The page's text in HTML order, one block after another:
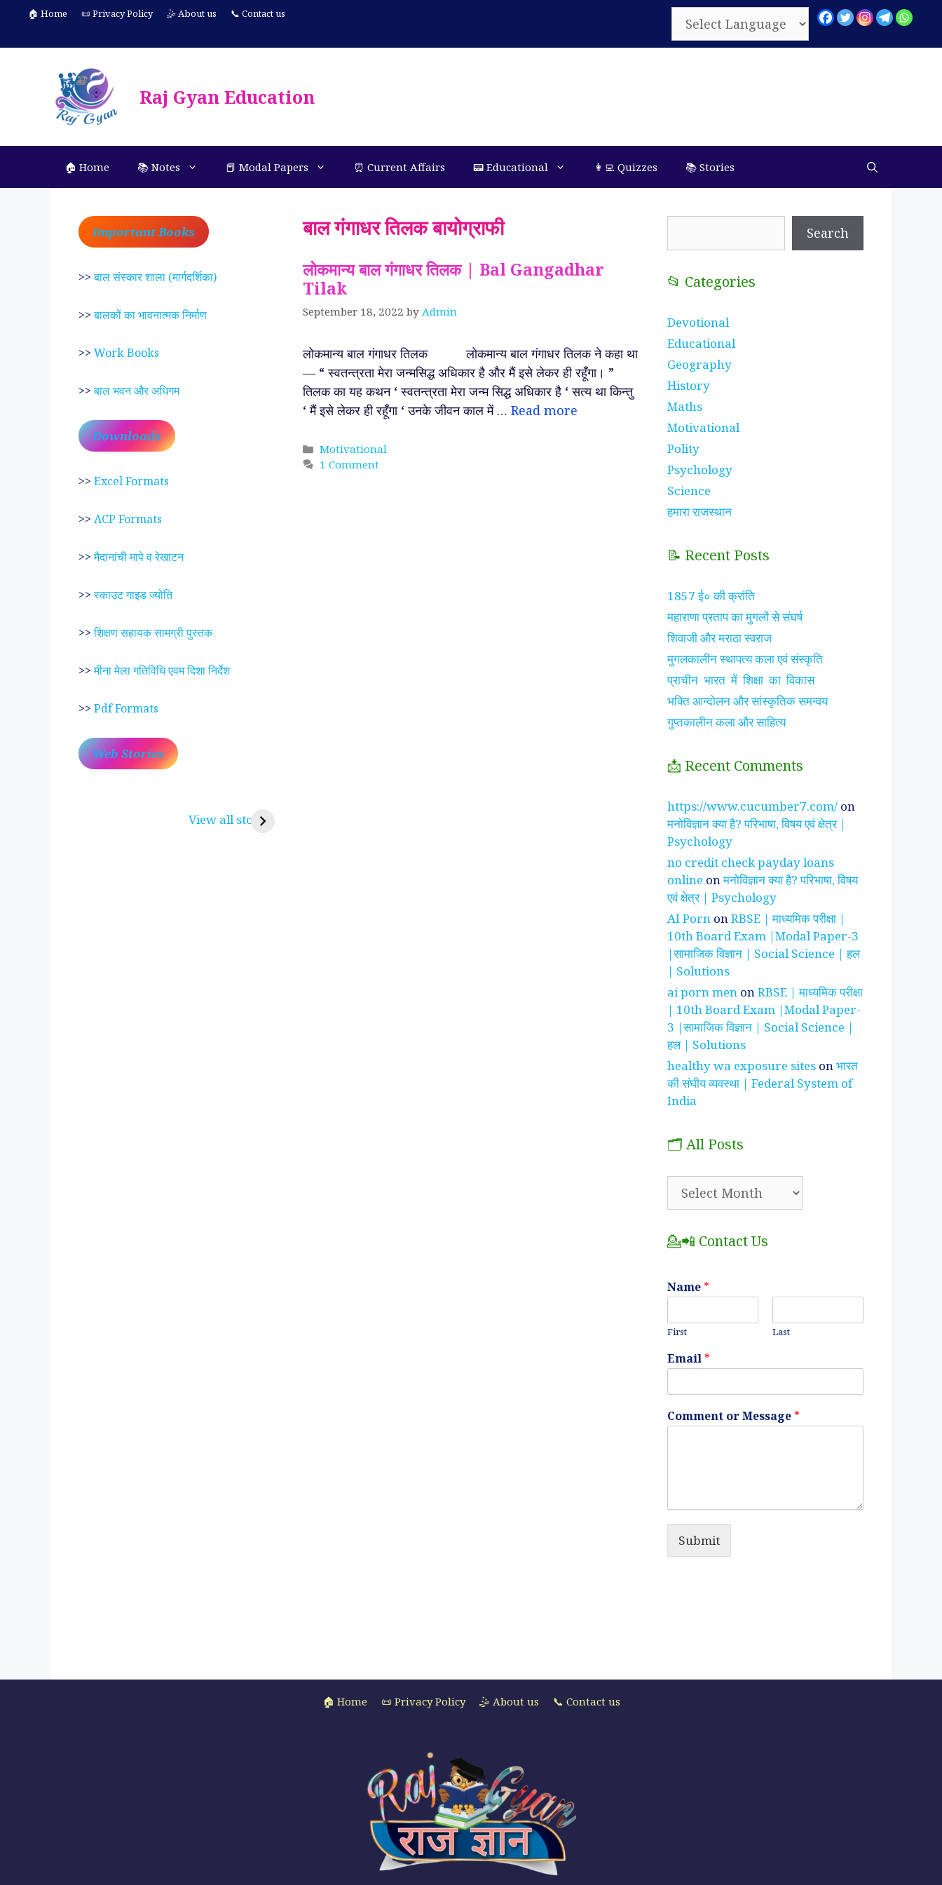
content
🏠 Home 📜 Privacy Policy 🤹 About us 📞 Contact us
Raj Gyan Education
🏠 Home 📚 Notes 📕 Modal Papers ⏰ Current Affairs 📟 Educational 👩‍💻 Quizzes 📚 Stories
बाल गंगाधर तिलक बायोग्राफी
लोकमान्य बाल गंगाधर तिलक | Bal Gangadhar
Tilak
September 18, 2022 by Admin
लोकमान्य बाल गंगाधर तिलक लोकमान्य बाल गंगाधर तिलक ने कहा था
— “ स्वतन्त्रता मेरा जन्मसिद्ध अधिकार है और मैं इसे लेकर ही रहूँगा। ”
तिलक का यह कथन ‘ स्वतन्त्रता मेरा जन्म सिद्ध अधिकार है ‘ सत्य था किन्तु
‘ मैं इसे लेकर ही रहूँगा ‘ उनके जीवन काल में … Read more
Categories
Motivational
1 Comment
Important Books
>>बाल संस्कार शाला (मार्गदर्शिका)
>>बालकों का भावनात्मक निर्माण
>> Work Books
>>बाल भवन और अधिगम
Downloads
>> Excel Formats
>> ACP Formats
>>मैदानांची मापे व रेखाटन
>>स्काउट गाइड ज्योति
>>शिक्षण सहायक सामग्री पुस्तक
>>मीना मेला गतिविधि एवम दिशा निर्देश
>> Pdf Formats
Web Stories
View all stories
करुणा व प्रेम का प्रतीक
रामसा पीर, रुणेचा रा धणी,
झाँसी की रानी के रहस्मयी
सुनीता विलियम्स ~
भारतीय मूल की अन्तरिक्ष
यात्री
Search
📂 Categories
Devotional
Educational
Geography
History
Maths
Motivational
Polity
Psychology
Science
हमारा राजस्थान
📝 Recent Posts
1857 ई० की क्रांति
महाराणा प्रताप का मुगलों से संघर्ष
शिवाजी और मराठा स्वराज
मुगलकालीन स्थापत्य कला एवं संस्कृति
प्राचीन भारत में शिक्षा का विकास
भक्ति आन्दोलन और सांस्कृतिक समन्वय
गुप्तकालीन कला और साहित्य
📩 Recent Comments
https://www.cucumber7.com/ on
मनोविज्ञान क्या है? परिभाषा, विषय एवं क्षेत्र |
Psychology
no credit check payday loans
online onमनोविज्ञान क्या है? परिभाषा, विषय
एवं क्षेत्र | Psychology
AI Porn onRBSE | माध्यमिक परीक्षा |
10th Board Exam |Modal Paper-3
|सामाजिक विज्ञान | Social Science | हल
| Solutions
ai porn men onRBSE | माध्यमिक परीक्षा
| 10th Board Exam |Modal Paper-
3 |सामाजिक विज्ञान | Social Science |
हल | Solutions
healthy wa exposure sites onभारत
की संघीय व्यवस्था | Federal System of
India
🗂️ All Posts
💁📲 Contact Us
Name *
First Last
Email *
Comment or Message *
Submit
🏠 Home 📜 Privacy Policy 🤹 About us 📞 Contact us